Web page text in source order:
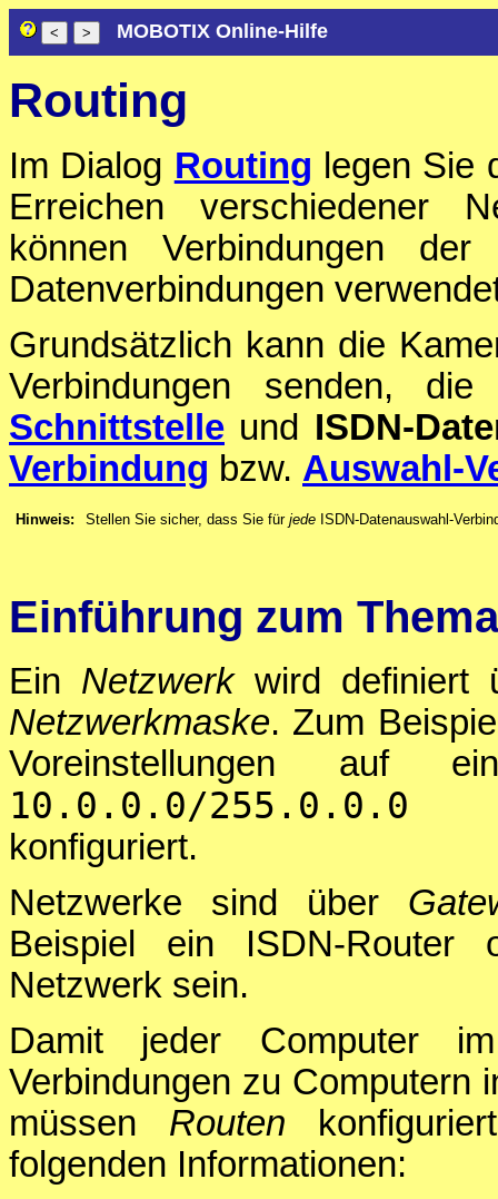
MOBOTIX Online-Hilfe
Routing
Im Dialog Routing legen Sie
Erreichen verschiedener
können Verbindungen
Datenverbindungen
Grundsätzlich kann die
Verbindungen senden,
Schnittstelle und ISDN-
Verbindung bzw. Auswahl-
Hinweis: Stellen Sie sicher, dass Sie für jede ISDN-Datenauswahl-
Einführung zum Thema
Ein Netzwerkwird definiert
Netzwerkmaske. Zum
Voreinstellungen auf
10.0.0.0/255.0.0.0
konfiguriert.
Netzwerke sind über
Beispiel ein ISDN-Router
Netzwerk sein.
Damit jeder Computer
Verbindungen zu Computern
müssen Routen
folgenden Informationen: